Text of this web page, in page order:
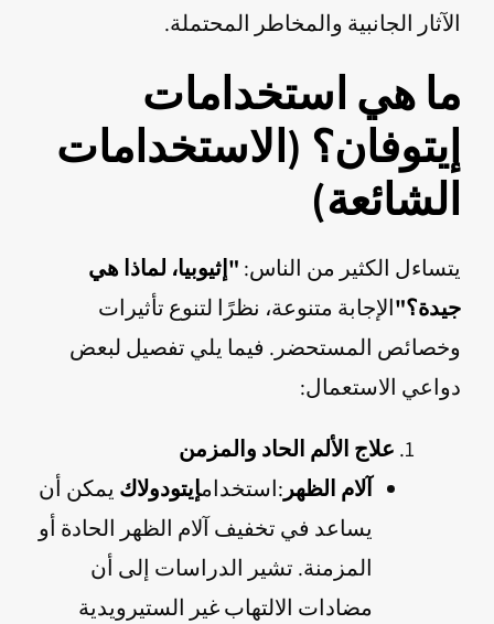
الآثار الجانبية والمخاطر المحتملة.
ما هي استخدامات
إيتوفان؟ (الاستخدامات
الشائعة)
يتساءل الكثير من الناس: "إثيوبيا، لماذا هي
جيدة؟"الإجابة متنوعة، نظرًا لتنوع تأثيرات
وخصائص المستحضر. فيما يلي تفصيل لبعض
دواعي الاستعمال:
علاج الألم الحاد والمزمن
آلام الظهر :استخدامإيتودولاك يمكن أن
يساعد في تخفيف آلام الظهر الحادة أو
المزمنة. تشير الدراسات إلى أن
مضادات الالتهاب غير الستيرويدية